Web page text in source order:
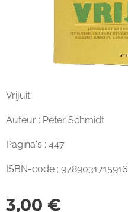
Vrijuit
Auteur : Peter Schmidt
Pagina's ; 447
ISBN-code ; 9789031715916
3,00 €